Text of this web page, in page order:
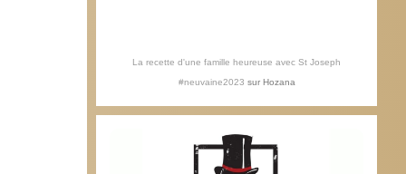
La recette d'une famille heureuse avec St Joseph
#neuvaine2023 sur Hozana